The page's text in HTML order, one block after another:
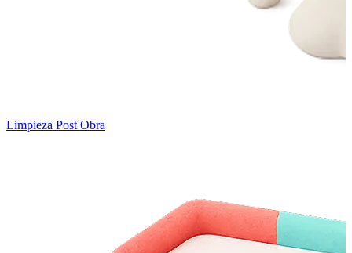
Limpieza Post Obra